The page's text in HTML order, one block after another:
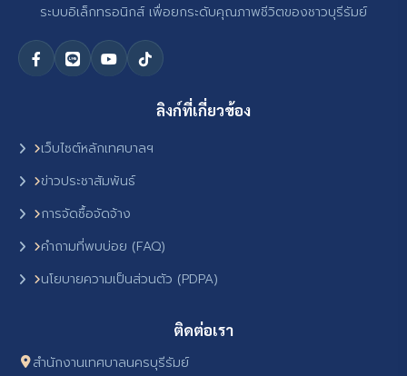
ระบบอิเล็กทรอนิกส์ เพื่อยกระดับคุณภาพชีวิตของชาวบุรีรัมย์
ลิงก์ที่เกี่ยวข้อง
เว็บไซต์หลักเทศบาลฯ
ข่าวประชาสัมพันธ์
การจัดซื้อจัดจ้าง
คำถามที่พบบ่อย (FAQ)
นโยบายความเป็นส่วนตัว (PDPA)
ติดต่อเรา
สำนักงานเทศบาลนครบุรีรัมย์